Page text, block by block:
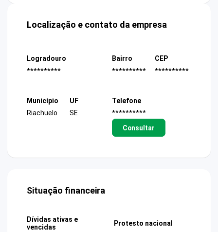
Localização e contato da empresa
Logradouro
**********
Bairro
**********
CEP
**********
Município
Riachuelo
UF
SE
Telefone
**********
Consultar
Situação financeira
Dívidas ativas e
vencidas
Protesto nacional